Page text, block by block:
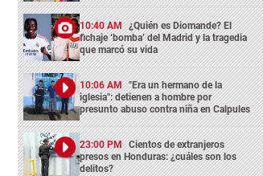
10:40 AM ¿Quién es Diomande? El
fichaje ‘bomba’ del Madrid y la tragedia
que marcó su vida
10:06 AM "Era un hermano de la
iglesia": detienen a hombre por
presunto abuso contra niña en Calpules
23:00 PM Cientos de extranjeros
presos en Honduras: ¿cuáles son los
delitos?